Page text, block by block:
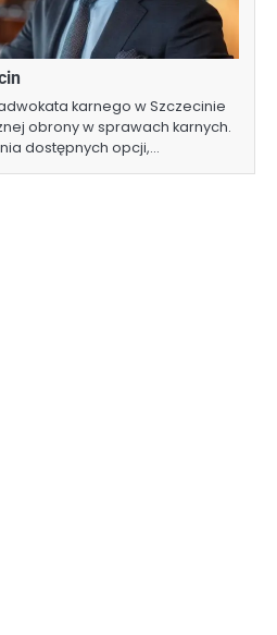
karnego w Szczecinie
obrony w sprawach karnych.
dostępnych opcji,…